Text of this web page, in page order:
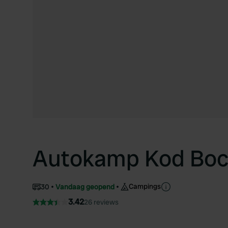
Autokamp Kod
30 Vandaag geopend Campings
3.4226 reviews